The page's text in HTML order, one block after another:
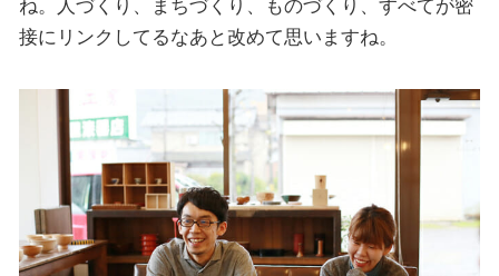
ね。人づくり、まちづくり、ものづくり、すべてが密
接にリンクしてるなあと改めて思いますね。